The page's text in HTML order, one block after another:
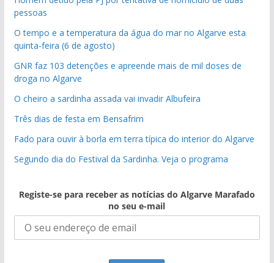
pessoas
O tempo e a temperatura da água do mar no Algarve esta
quinta-feira (6 de agosto)
GNR faz 103 detenções e apreende mais de mil doses de
droga no Algarve
O cheiro a sardinha assada vai invadir Albufeira
Três dias de festa em Bensafrim
Fado para ouvir à borla em terra típica do interior do Algarve
Segundo dia do Festival da Sardinha. Veja o programa
Registe-se para receber as notícias do Algarve Marafado
no seu e-mail